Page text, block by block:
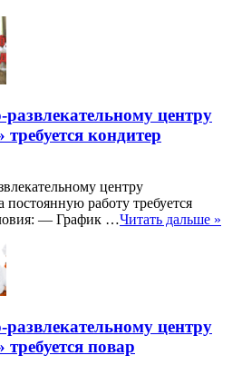
центру
кондитер
центру
работу требуется
— График …Читать дальше »
центру
повар